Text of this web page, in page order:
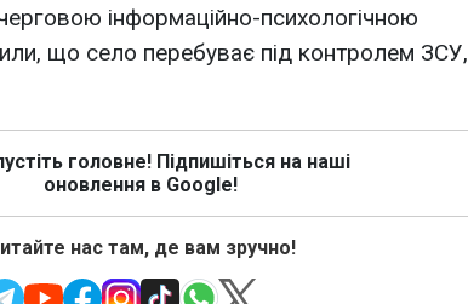
інформаційно-психологічною
що село перебуває під контролем ЗСУ,
головне! Підпишіться на наші
оновлення в Google!
нас там, де вам зручно!